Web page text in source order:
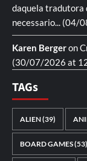
daquela tradutora
necessario... (04/
Karen Bergeron
(30/07/2026 at
TAGs
ALIEN(39)
BOARD GAMES(53)